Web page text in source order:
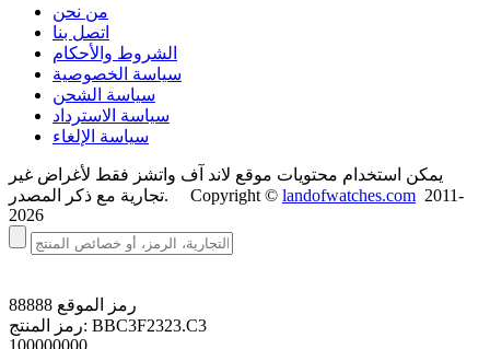
من نحن
اتصل بنا
الشروط والأحكام
سياسة الخصوصية
سياسة الشحن
سياسة الاسترداد
سياسة الإلغاء
يمكن استخدام محتويات موقع لاند آف واتشز فقط لأغراض غير
تجارية مع ذكر المصدر. Copyright © landofwatches.com 2011-
2026
رمز الموقع 88888
رمز المنتج: BBC3F2323.C3
100000000